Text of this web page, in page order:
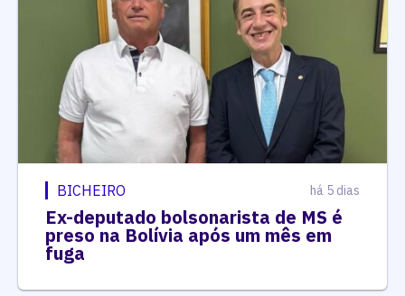
BICHEIRO há 5 dias
Ex-deputado bolsonarista de MS é
preso na Bolívia após um mês em
fuga